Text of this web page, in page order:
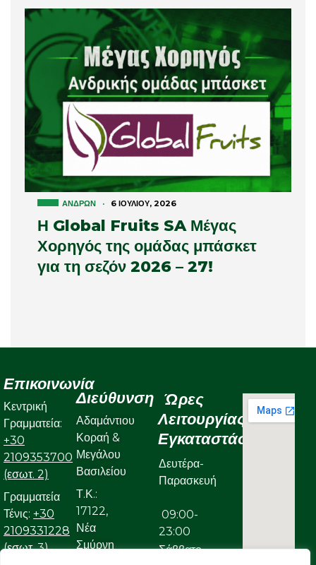
ΑΝΔΡΏΝ · 6 ΙΟΥΛΊΟΥ, 2026
Η Global Fruits SA Μέγας
Χορηγός της ομάδας μπάσκετ
για τη σεζόν 2026 – 27!
Επικοινωνία
Κεντρική
Γραμματεία:
+30
2109353700
(εσωτ. 2)
Γραμματεία
Τένις: +30
2109331228
(εσωτ. 3)
Διεύθυνση
Αδαμάντιου
Κοραή &
Μεγάλου
Βασιλείου
Τ.Κ.:
17122,
Νέα
Σμύρνη
Ώρες
Λειτουργίας
Εγκαταστάσεων
Δευτέρα-
Παρασκευή
09:00-
23:00
Σάββατο